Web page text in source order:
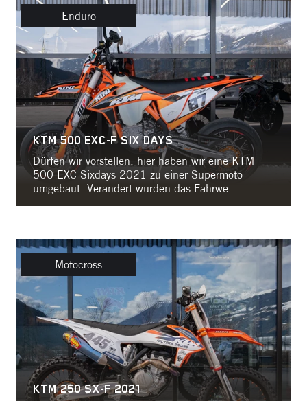
Enduro
KTM 500 EXC-F SIX DAYS
Dürfen wir vorstellen: hier haben wir eine KTM
500 EXC Sixdays 2021 zu einer Supermoto
umgebaut. Verändert wurden das Fahrwe ...
Motocross
KTM 250 SX-F 2021